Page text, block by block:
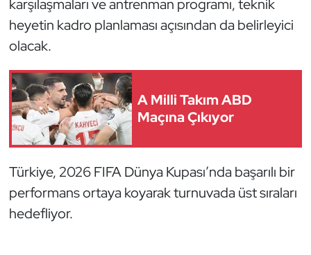
karşılaşmaları ve antrenman programı, teknik
heyetin kadro planlaması açısından da belirleyici
olacak.
A Milli Takım ABD
Maçına Çıkıyor
Türkiye, 2026 FIFA Dünya Kupası’nda başarılı bir
performans ortaya koyarak turnuvada üst sıraları
hedefliyor.
Paralimpik
Ragbi
Satranç
Su Topu
Sualtı Sporları
Tekvando